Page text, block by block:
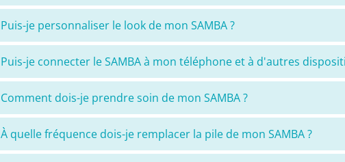
Puis-je personnaliser le look de mon SAMBA ?
Puis-je connecter le SAMBA à mon téléphone et à d'autres
Comment dois-je prendre soin de mon SAMBA ?
À quelle fréquence dois-je remplacer la pile de mon SAMBA ?